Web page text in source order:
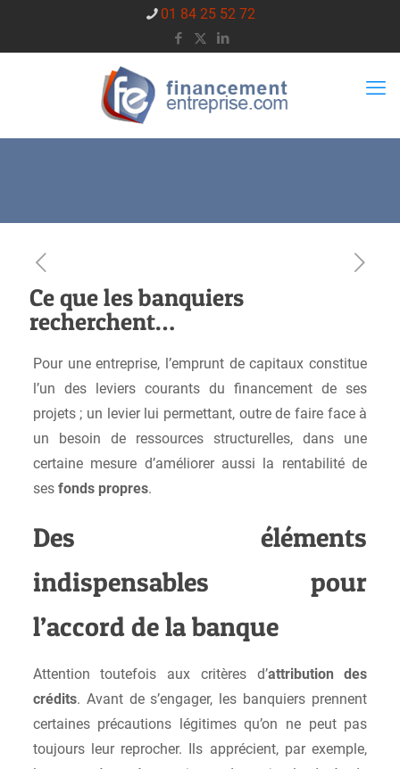
01 84 25 52 72
Ce que les banquiers
recherchent…
Pour une entreprise, l’emprunt de capitaux constitue
l’un des leviers courants du financement de ses
projets ; un levier lui permettant, outre de faire face à
un besoin de ressources structurelles, dans une
certaine mesure d’améliorer aussi la rentabilité de
ses fonds propres.
Des éléments
indispensables pour
l’accord de la banque
Attention toutefois aux critères d’attribution des
crédits. Avant de s’engager, les banquiers prennent
certaines précautions légitimes qu’on ne peut pas
toujours leur reprocher. Ils apprécient, par exemple,